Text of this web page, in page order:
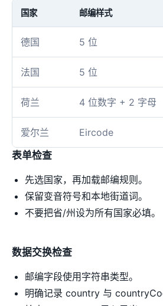
国家 邮编样式
德国 5 位
法国 5 位
荷兰 4 位数字 + 2 字母
爱尔兰 Eircode
表单检查
先选国家，再加载邮编规则。
保留变音符号和本地街道词。
不要把省/州设为所有国家必填。
数据交换检查
邮编字段使用字符串类型。
明确记录 country 与